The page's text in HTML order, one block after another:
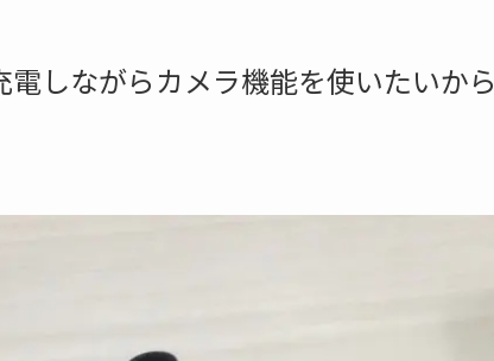
電しながらカメラ機能を使いたいか